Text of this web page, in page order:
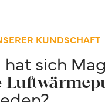
KUNDSCHAFT
sich